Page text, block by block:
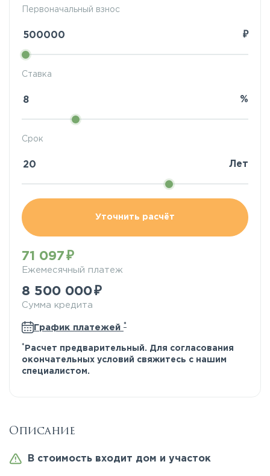
Ставка
%
Первоначальный взнос
₽
Срок
Лет
Уточнить расчёт
71 097
Ежемесячный платеж
8 500 000
Сумма кредита
График платежей *
* Расчет предварительный. Для согласования
окончательных условий свяжитесь с нашим
специалистом.
Описание
В стоимость входит дом и участок